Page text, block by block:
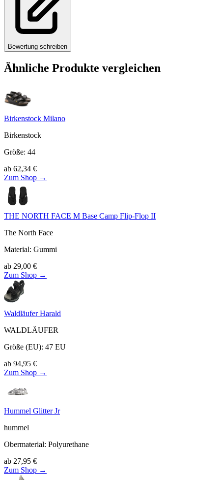
Bewertung schreiben
Ähnliche Produkte vergleichen
Birkenstock Milano
Birkenstock
Größe: 44
ab 62,34 €
Zum Shop →
THE NORTH FACE M Base Camp Flip-Flop II
The North Face
Material: Gummi
ab 29,00 €
Zum Shop →
Waldläufer Harald
WALDLÄUFER
Größe (EU): 47 EU
ab 94,95 €
Zum Shop →
Hummel Glitter Jr
hummel
Obermaterial: Polyurethane
ab 27,95 €
Zum Shop →